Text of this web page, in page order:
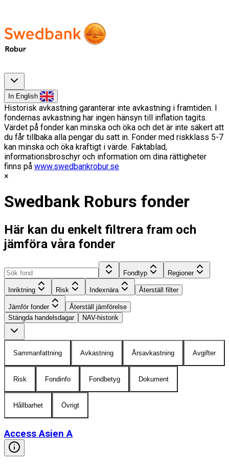
In English
Historisk avkastning garanterar inte avkastning i framtiden. I
fondernas avkastning har ingen hänsyn till inflation tagits.
Värdet på fonder kan minska och öka och det är inte säkert att
du får tillbaka alla pengar du satt in. Fonder med riskklass 5-7
kan minska och öka kraftigt i värde. Faktablad,
informationsbroschyr och information om dina rättigheter
finns på www.swedbankrobur.se
Swedbank Roburs fonder
Här kan du enkelt filtrera fram och
jämföra våra fonder
Fondtyp Regioner
Inriktning Risk Indexnära Återställ filter
Jämför fonder
Återställ jämförelse
Stängda handelsdagar
NAV-historik
Sammanfattning Avkastning Årsavkastning Avgifter
Risk Fondinfo Fondbetyg Dokument
Hållbarhet Övrigt
Access Asien A